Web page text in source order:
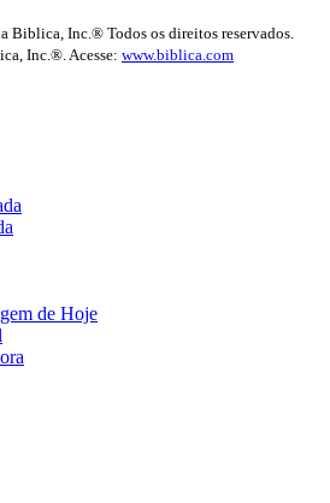
Biblica, Inc.® Todos os direitos reservados.
Inc.®. Acesse: www.biblica.com
de Hoje